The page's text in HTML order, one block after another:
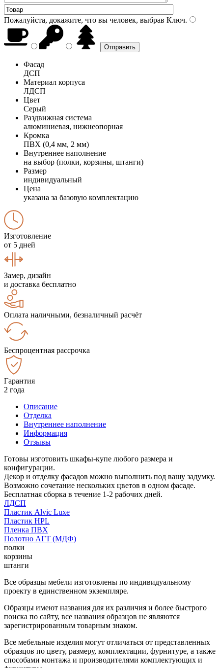
Пожалуйста, докажите, что вы человек, выбрав Ключ.
Фасад
ДСП
Материал корпуса
ЛДСП
Цвет
Серый
Раздвижная система
алюминиевая, нижнеопорная
Кромка
ПВХ (0,4 мм, 2 мм)
Внутреннее наполнение
на выбор (полки, корзины, штанги)
Размер
индивидуальный
Цена
указана за базовую комплектацию
Изготовление
от 5 дней
Замер, дизайн
и доставка бесплатно
Оплата наличными, безналичный расчёт
Беспроцентная рассрочка
Гарантия
2 года
Описание
Отделка
Внутреннее наполнение
Информация
Отзывы
Готовы изготовить шкафы-купе любого размера и
конфигурации.
Декор и отделку фасадов можно выполнить под вашу задумку.
Возможно сочетание нескольких цветов в одном фасаде.
Бесплатная сборка в течение 1-2 рабочих дней.
ЛДСП
Пластик Alvic Luxe
Пластик HPL
Пленка ПВХ
Полотно АГТ (МДФ)
полки
корзины
штанги
Все образцы мебели изготовлены по индивидуальному
проекту в единственном экземпляре.
Образцы имеют названия для их различия и более быстрого
поиска по сайту, все названия образцов не являются
зарегистрированным товарным знаком.
Все мебельные изделия могут отличаться от представленных
образцов по цвету, размеру, комплектации, фурнитуре, а также
способами монтажа и производителями комплектующих и